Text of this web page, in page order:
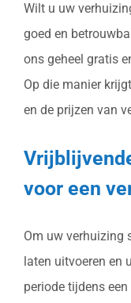
Wilt u uw
goed en
ons geheel gratis
Op die manier
en de prijzen van
voor een
Om uw verhuizing
laten uitvoeren en
periode tijdens